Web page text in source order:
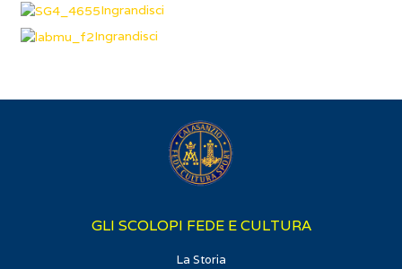
Ingrandisci
Ingrandisci
GLI SCOLOPI FEDE E CULTURA
La Storia